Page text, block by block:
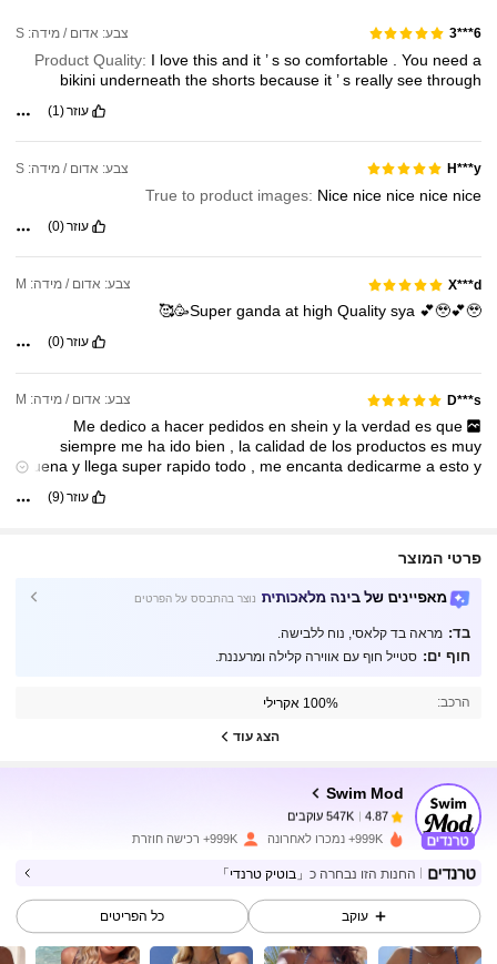
6***3 צבע: אדום / מידה: S
Product Quality: I love this and it ’s so comfortable You need a
bikini underneath the shorts because it ’s really see through
עוזר(1)
H***y צבע: אדום / מידה: S
True to product images: Nice nice nice nice nice
עוזר(0)
X***d צבע: אדום / מידה: M
Super ganda at high Quality sya 💕🥹💕🥹🥳🥰
עוזר(0)
D***s צבע: אדום / מידה: M
Mededicoa hacer pedidosensheiny laverdadesque
siempre me ha ido bien , la calidad de los productos es muy
buena y llega super rapido todo , me encanta dedicarme a esto y
que
עוזר(9)
פרטי המוצר
מאפיינים של בינה מלאכותית נוצר בהתבסס על הפרטים
בד: מראה בד קלאסי, נוח ללבישה.
חוף ים: סטייל חוף עם אווירה קלילה ומרעננת.
הרכב: 100% אקרילי
הצג עוד
Swim Mod
4.87 547K עוקבים
4.87
547K עוקבים
m***2שילםלפני יום אחד
4.87 547K עוקבים
4.87 547K עוקבים
999K+ נמכרו לאחרונה 999K+ רכישה חוזרת
החנות הזו נבחרה כ 「בוטיק טרנדי」
עוקב כל הפריטים